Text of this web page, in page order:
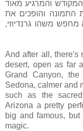
והמרגיע מאוד
והופכים את
משהו גרנדיוזי,
And after all, there's
desert, open as far
Grand Canyon,
Sedona, calmer and
such as the sacred
Arizona a pretty
big and famous,
magic.